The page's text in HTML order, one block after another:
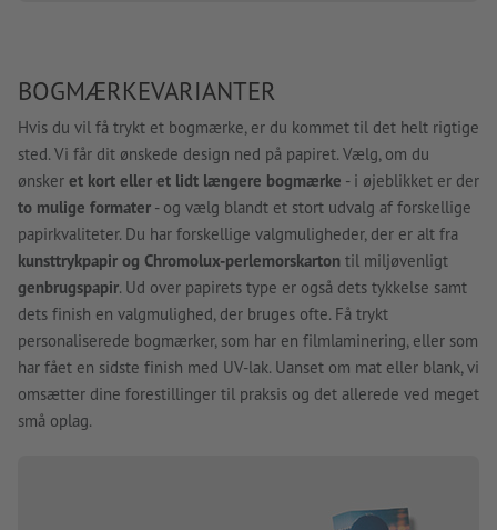
BOGMÆRKEVARIANTER
Hvis du vil få trykt et bogmærke, er du kommet til det helt rigtige
sted. Vi får dit ønskede design ned på papiret. Vælg, om du
ønsker et kort eller et lidt længere bogmærke - i øjeblikket er der
to mulige formater - og vælg blandt et stort udvalg af forskellige
papirkvaliteter. Du har forskellige valgmuligheder, der er alt fra
kunsttrykpapir og Chromolux-perlemorskarton til miljøvenligt
genbrugspapir. Ud over papirets type er også dets tykkelse samt
dets finish en valgmulighed, der bruges ofte. Få trykt
personaliserede bogmærker, som har en filmlaminering, eller som
har fået en sidste finish med UV-lak. Uanset om mat eller blank, vi
omsætter dine forestillinger til praksis og det allerede ved meget
små oplag.